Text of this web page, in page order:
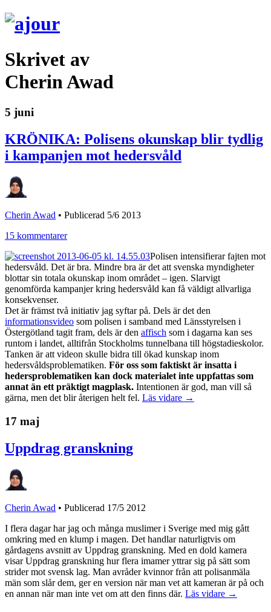
Skrivet av
Cherin Awad
5 juni
KRÖNIKA: Polisens okunskap blir tydlig
i kampanjen mot hedersvåld
Cherin Awad • Publicerad 5/6 2013
15 kommentarer
Polisen intensifierar fajten mot
hedersvåld. Det är bra. Mindre bra är det att svenska myndigheter
blottar sin totala okunskap inom området – igen. Slarvigt
genomförda kampanjer kring hedersvåld kan få väldigt allvarliga
konsekvenser.
Det är främst två initiativ jag syftar på. Dels är det den
informationsvideo som polisen i samband med Länsstyrelsen i
Östergötland tagit fram, dels är den affisch som i dagarna kan ses
runtom i landet, alltifrån Stockholms tunnelbana till högstadieskolor.
Tanken är att videon skulle bidra till ökad kunskap inom
hedersvåldsproblematiken. För oss som faktiskt är insatta i
hedersproblematiken kan dock materialet inte uppfattas som
annat än ett präktigt magplask. Intentionen är god, man vill så
gärna, men det blir återigen helt fel. Läs vidare →
17 maj
Uppdrag granskning
Cherin Awad • Publicerad 17/5 2012
I flera dagar har jag och många muslimer i Sverige med mig gått
omkring med en klump i magen. Det handlar naturligtvis om
gårdagens avsnitt av Uppdrag granskning. Med en dold kamera
visar Uppdrag granskning hur flera imamer yttrar sig på sätt som
strider mot svensk lag. Man avråder kvinnor från att polisanmäla
män som slår dem, ger en version när man vet att kameran är på och
en annan när man inte vet om att den finns där. Läs vidare →